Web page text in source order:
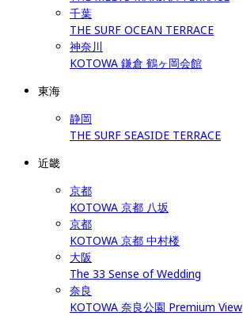
千葉
THE SURF OCEAN TERRACE
神奈川
KOTOWA 鎌倉 鶴ヶ岡会館
東海
静岡
THE SURF SEASIDE TERRACE
近畿
京都
KOTOWA 京都 八坂
京都
KOTOWA 京都 中村楼
大阪
The 33 Sense of Wedding
奈良
KOTOWA 奈良公園 Premium View